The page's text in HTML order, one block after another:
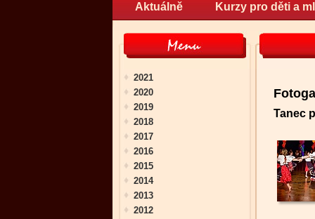
Aktuálně Kurzy pro děti a
Tanec
2021
2020
2019
2018
2017
2016
2015
2014
2013
2012